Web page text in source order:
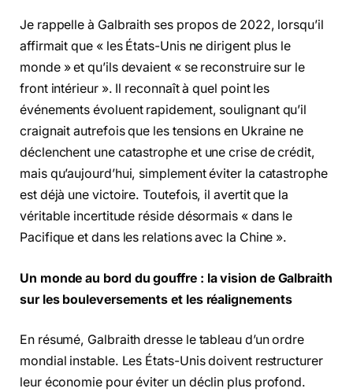
Je rappelle à Galbraith ses propos de 2022, lorsqu’il
affirmait que « les États-Unis ne dirigent plus le
monde » et qu’ils devaient « se reconstruire sur le
front intérieur ». Il reconnaît à quel point les
événements évoluent rapidement, soulignant qu’il
craignait autrefois que les tensions en Ukraine ne
déclenchent une catastrophe et une crise de crédit,
mais qu’aujourd’hui, simplement éviter la catastrophe
est déjà une victoire. Toutefois, il avertit que la
véritable incertitude réside désormais « dans le
Pacifique et dans les relations avec la Chine ».
Un monde au bord du gouffre : la vision de Galbraith
sur les bouleversements et les réalignements
En résumé, Galbraith dresse le tableau d’un ordre
mondial instable. Les États-Unis doivent restructurer
leur économie pour éviter un déclin plus profond.